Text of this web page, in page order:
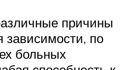
причины
зависимости, по
больных